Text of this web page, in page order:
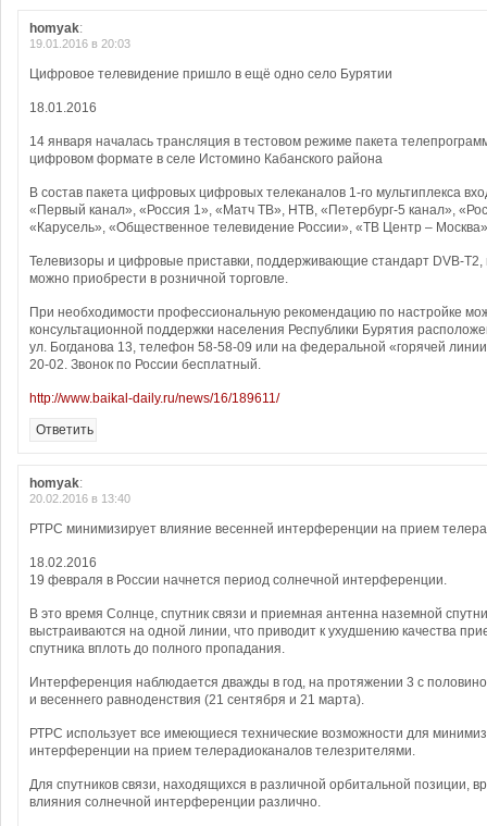
homyak:
19.01.2016 в 20:03
Цифровое телевидение пришло в ещё одно село Бурятии
18.01.2016
14 января началась трансляция в тестовом режиме пакета
цифровом формате в селе Истомино Кабанского района
В состав пакета цифровых цифровых телеканалов 1-го мультиплекса
«Первый канал», «Россия 1», «Матч ТВ», НТВ, «Петербург-5 канал»,
«Карусель», «Общественное телевидение России», «ТВ Центр –
Телевизоры и цифровые приставки, поддерживающие стандарт DVB-T2,
можно приобрести в розничной торговле.
При необходимости профессиональную рекомендацию по настройке
консультационной поддержки населения Республики Бурятия
ул. Богданова 13, телефон 58-58-09 или на федеральной «горячей
20-02. Звонок по России бесплатный.
http://www.baikal-daily.ru/news/16/189611/
Ответить
homyak:
20.02.2016 в 13:40
РТРС минимизирует влияние весенней интерференции на прием
18.02.2016
19 февраля в России начнется период солнечной интерференции.
В это время Солнце, спутник связи и приемная антенна наземной
выстраиваются на одной линии, что приводит к ухудшению качества
спутника вплоть до полного пропадания.
Интерференция наблюдается дважды в год, на протяжении 3 с
и весеннего равноденствия (21 сентября и 21 марта).
РТРС использует все имеющиеся технические возможности для
интерференции на прием телерадиоканалов телезрителями.
Для спутников связи, находящихся в различной орбитальной позиции,
влияния солнечной интерференции различно.